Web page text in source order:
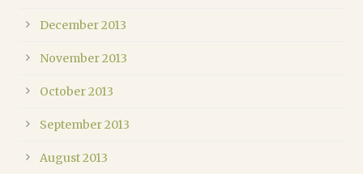
December 2013
November 2013
October 2013
September 2013
August 2013